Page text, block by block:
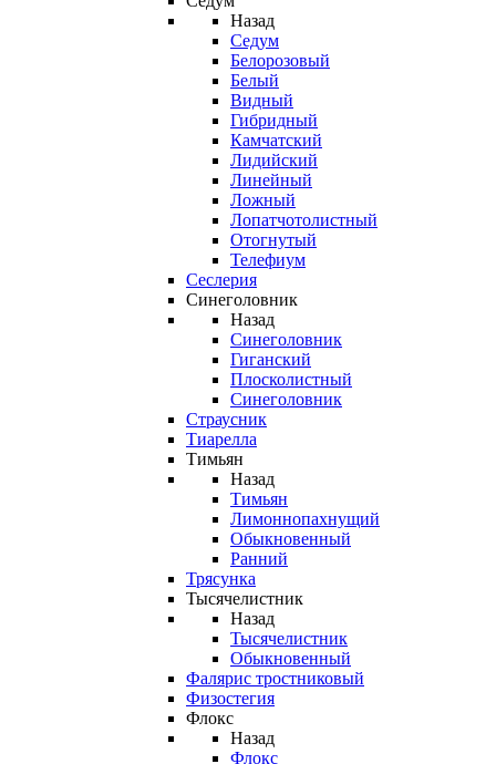
Назад
Седум
Белорозовый
Белый
Видный
Гибридный
Камчатский
Лидийский
Линейный
Ложный
Лопатчотолистный
Отогнутый
Телефиум
Сеслерия
Синеголовник
Назад
Синеголовник
Гиганский
Плосколистный
Синеголовник
Страусник
Тиарелла
Тимьян
Назад
Тимьян
Лимоннопахнущий
Обыкновенный
Ранний
Трясунка
Тысячелистник
Назад
Тысячелистник
Обыкновенный
Фалярис тростниковый
Физостегия
Флокс
Назад
Флокс